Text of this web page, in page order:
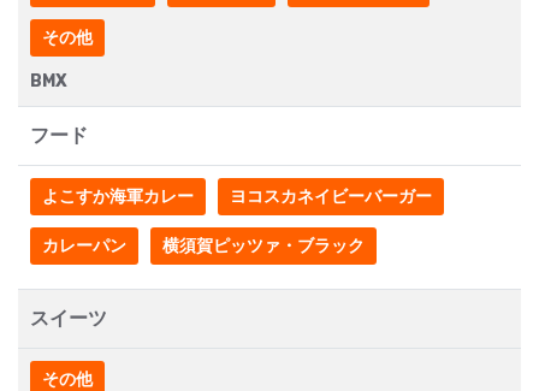
その他
BMX
フード
よこすか海軍カレー ヨコスカネイビーバーガー
カレーパン 横須賀ピッツァ・ブラック
スイーツ
その他